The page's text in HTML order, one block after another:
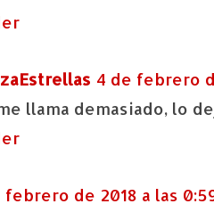
4 de febrero
llama demasiado, lo
febrero de 2018 a las